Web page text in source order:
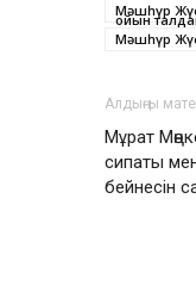
Мәшһүр
ойын
Мәшһүр
Алдыңғы
Мұрат
сипаты
бейнесін